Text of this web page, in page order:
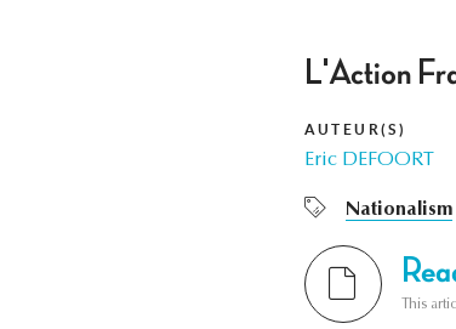
L'Action
AUTEUR(S)
Eric DEFOORT
Nationalism
This